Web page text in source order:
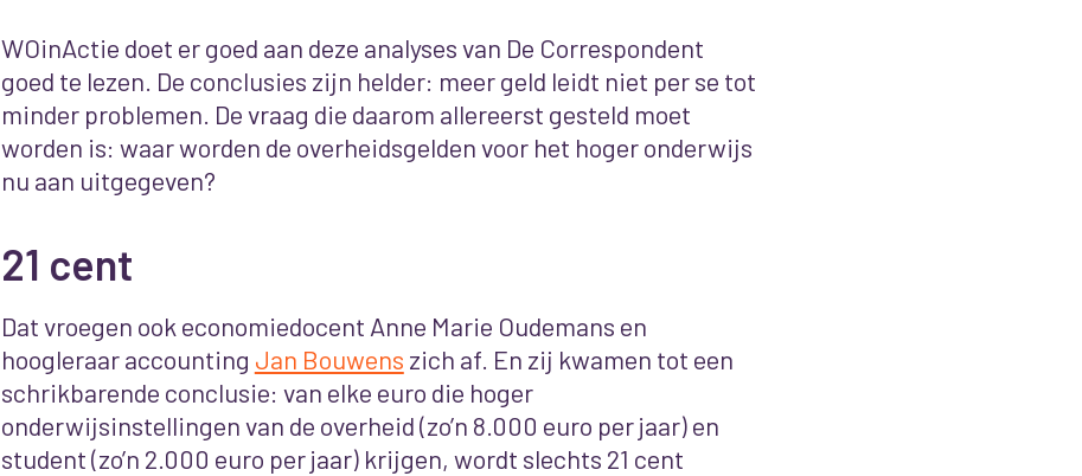
WOinActie doet er goed aan deze analyses van De Correspondent
goed te lezen. De conclusies zijn helder: meer geld leidt niet per se tot
minder problemen. De vraag die daarom allereerst gesteld moet
worden is: waar worden de overheidsgelden voor het hoger onderwijs
nu aan uitgegeven?
21 cent
Dat vroegen ook economiedocent Anne Marie Oudemans en
hoogleraar accounting Jan Bouwens zich af. En zij kwamen tot een
schrikbarende conclusie: van elke euro die hoger
onderwijsinstellingen van de overheid (zo’n 8.000 euro per jaar) en
student (zo’n 2.000 euro per jaar) krijgen, wordt slechts 21 cent